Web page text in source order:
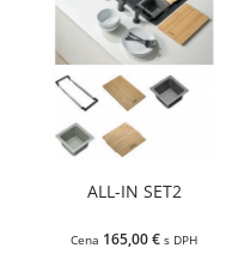
ALL-IN SET2
Cena 165,00 € s DPH